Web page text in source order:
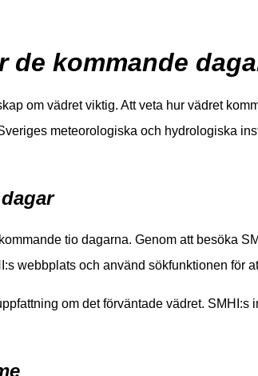
kommande
om vädret viktig. Att veta hur vädret
meteorologiska och hydrologiska
tio dagarna. Genom att besöka
webbplats och använd sökfunktionen för
om det förväntade vädret.